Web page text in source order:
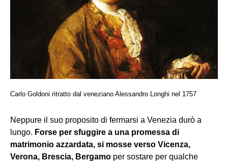
Carlo Goldoni ritratto dal veneziano Alessandro Longhi nel 1757
Neppure il suo proposito di fermarsi a Venezia durò a
lungo. Forse per sfuggire a una promessa di
matrimonio azzardata, si mosse verso Vicenza,
Verona, Brescia, Bergamo per sostare per qualche